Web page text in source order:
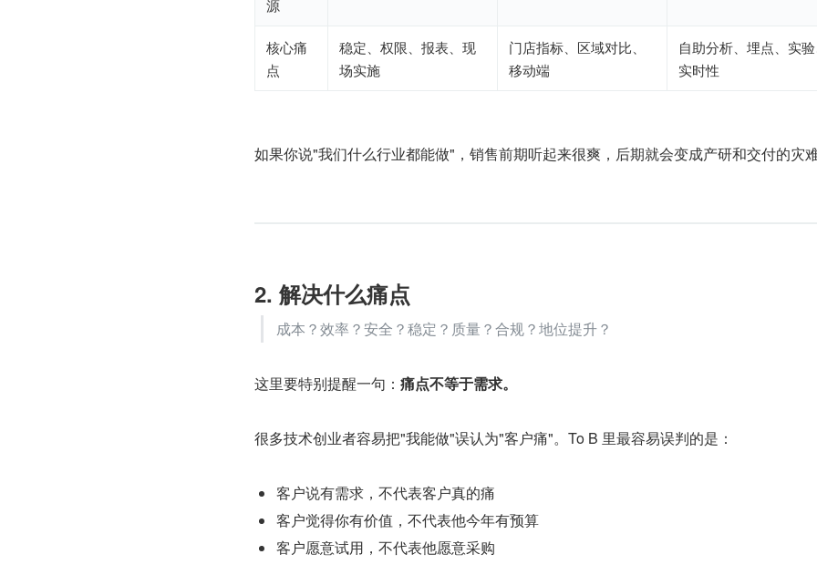
源
核心痛
点
稳定、权限、报表、现
场实施
门店指标、区域对比、
移动端
自助分析、埋点、实
实时性
如果你说"我们什么行业都能做"，销售前期听起来很爽，后期就会变成产研和交付的灾
2. 解决什么痛点
成本？效率？安全？稳定？质量？合规？地位提升？
这里要特别提醒一句： 痛点不等于需求。
很多技术创业者容易把"我能做"误认为"客户痛"。To B 里最容易误判的是：
客户说有需求，不代表客户真的痛
客户觉得你有价值，不代表他今年有预算
客户愿意试用，不代表他愿意采购